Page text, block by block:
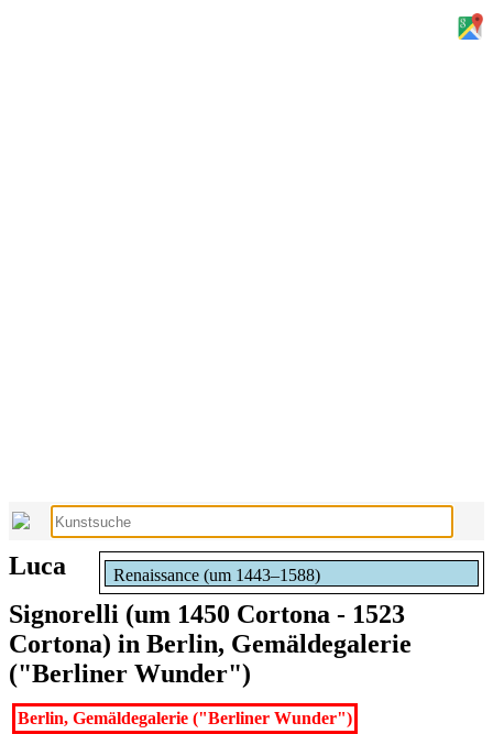
Renaissance (um 1443–1588)
Luca
Signorelli (um 1450 Cortona - 1523
Cortona) in Berlin, Gemäldegalerie
("Berliner Wunder")
Berlin, Gemäldegalerie ("Berliner Wunder")